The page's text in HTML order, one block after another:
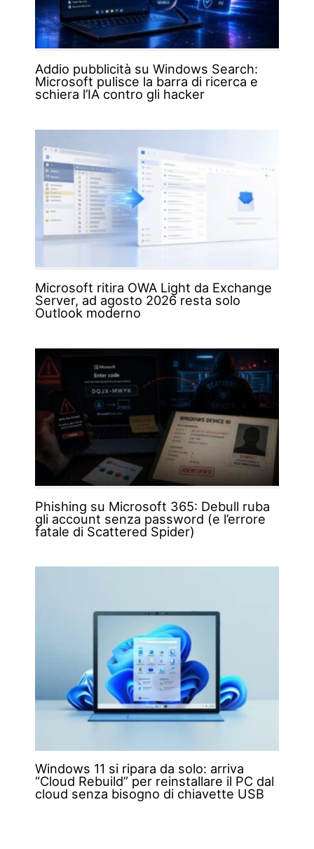
Addio pubblicità su Windows Search:
Microsoft pulisce la barra di ricerca e
schiera l’IA contro gli hacker
Microsoft ritira OWA Light da Exchange
Server, ad agosto 2026 resta solo
Outlook moderno
Phishing su Microsoft 365: Debull ruba
gli account senza password (e l’errore
fatale di Scattered Spider)
Windows 11 si ripara da solo: arriva
“Cloud Rebuild” per reinstallare il PC dal
cloud senza bisogno di chiavette USB